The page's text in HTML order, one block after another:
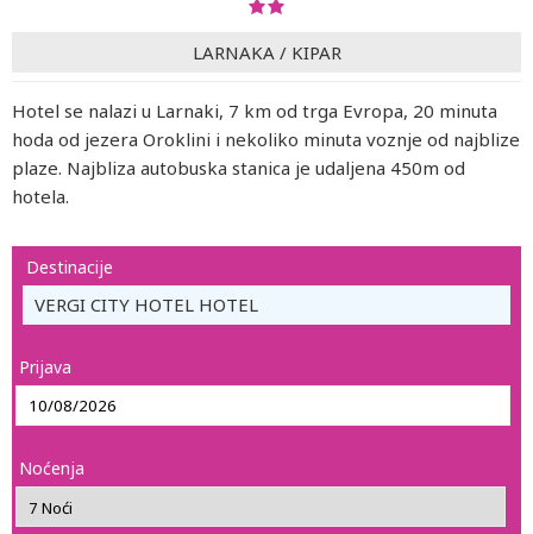
LARNAKA / KIPAR
Hotel se nalazi u Larnaki, 7 km od trga Evropa, 20 minuta
hoda od jezera Oroklini i nekoliko minuta voznje od najblize
plaze. Najbliza autobuska stanica je udaljena 450m od
hotela.
Destinacije
VERGI CITY HOTEL HOTEL
Prijava
Noćenja